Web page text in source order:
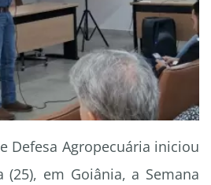
Defesa Agropecuária iniciou
(25), em Goiânia, a Semana